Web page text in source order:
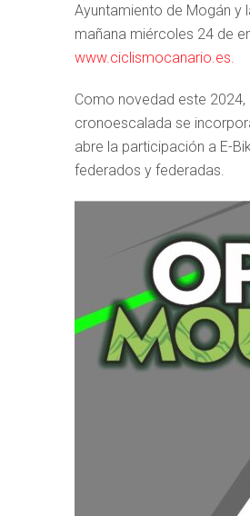
Ayuntamiento de Mogán y
mañana miércoles 24 de
www.ciclismocanario.es.
Como novedad este 2024,
cronoescalada se
abre la participación a E-
federados y federadas.